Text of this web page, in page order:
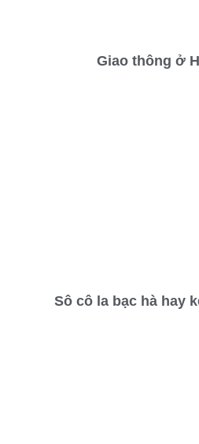
Giao thông ở
Sô cô la bạc hà hay